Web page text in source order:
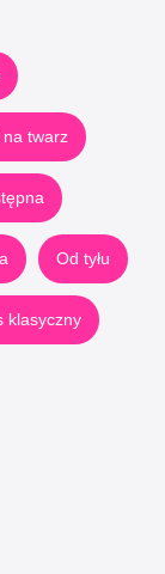
na twarz
Od tyłu
klasyczny